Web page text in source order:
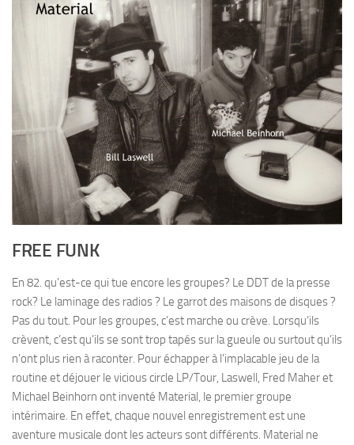
FREE FUNK
En 82. qu’est-ce qui tue encore les groupes? Le DDT de la presse
rock? Le laminage des radios ? Le garrot des maisons de disques ?
Pas du tout. Pour les groupes, c’est marche ou crève. Lorsqu’ils
crèvent, c’est qu’ils se sont trop tapés sur la gueule ou surtout qu’ils
n’ont plus rien à raconter. Pour échapper à l’implacable jeu de la
routine et déjouer le vicious circle LP/Tour, Laswell, Fred Maher et
Michael Beinhorn ont inventé Material, le premier groupe
intérimaire. En effet, chaque nouvel enregistrement est une
aventure musicale dont les acteurs sont différents. Material ne